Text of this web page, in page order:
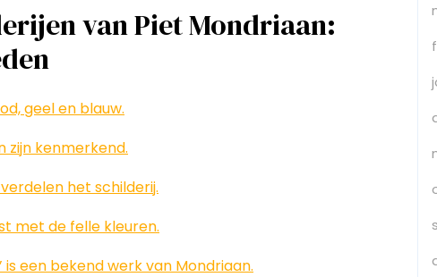
van Piet Mondriaan:
geel en blauw.
zijn kenmerkend.
het schilderij.
met de felle kleuren.
is een bekend werk van Mondriaan.